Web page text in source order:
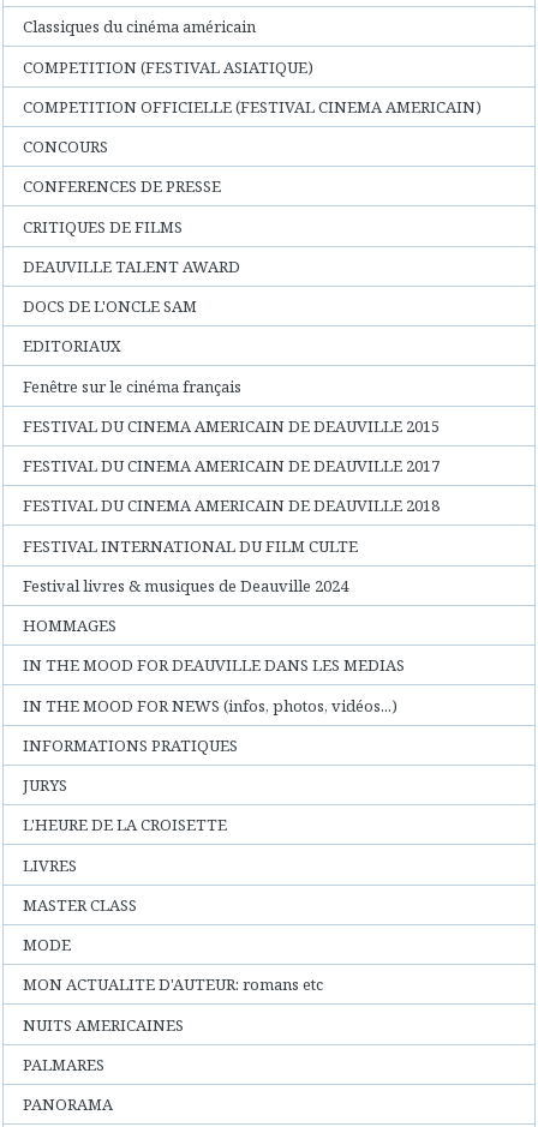
Classiques du cinéma américain
COMPETITION (FESTIVAL ASIATIQUE)
COMPETITION OFFICIELLE (FESTIVAL CINEMA AMERICAIN)
CONCOURS
CONFERENCES DE PRESSE
CRITIQUES DE FILMS
DEAUVILLE TALENT AWARD
DOCS DE L'ONCLE SAM
EDITORIAUX
Fenêtre sur le cinéma français
FESTIVAL DU CINEMA AMERICAIN DE DEAUVILLE 2015
FESTIVAL DU CINEMA AMERICAIN DE DEAUVILLE 2017
FESTIVAL DU CINEMA AMERICAIN DE DEAUVILLE 2018
FESTIVAL INTERNATIONAL DU FILM CULTE
Festival livres & musiques de Deauville 2024
HOMMAGES
IN THE MOOD FOR DEAUVILLE DANS LES MEDIAS
IN THE MOOD FOR NEWS (infos, photos, vidéos...)
INFORMATIONS PRATIQUES
JURYS
L'HEURE DE LA CROISETTE
LIVRES
MASTER CLASS
MODE
MON ACTUALITE D'AUTEUR: romans etc
NUITS AMERICAINES
PALMARES
PANORAMA